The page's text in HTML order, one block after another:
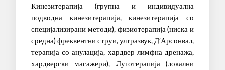
Кинезитерапија (групна и индивидуална
подводна кинезитерапија, кинезитерапија со
специјализирани методи), физиотерапија (ниска и
средна) фреквентни струи, ултразвук, Д’Арсонвал,
терапија со анулација, хардвер лимфна дренажа,
хардверски масажери), Луготерапија (локални